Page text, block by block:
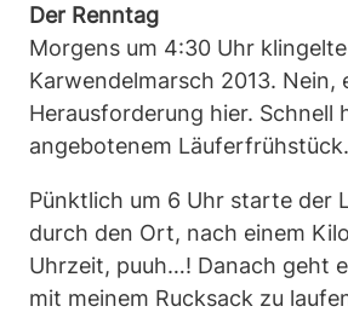
Der Renntag
Morgens um 4:30 Uhr
Karwendelmarsch 2013.
Herausforderung hier.
angebotenem
Pünktlich um 6 Uhr starte der
durch den Ort, nach einem
Uhrzeit, puuh…! Danach geht
mit meinem Rucksack zu